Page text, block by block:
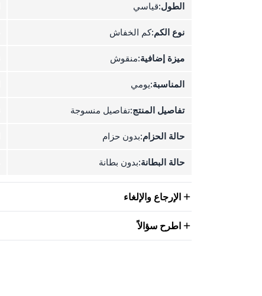
الطول:قياسي
نوع الكم:كم الخفاش
ميزة إضافية:منقوش
المناسبة:يومي
تفاصيل المنتج:تفاصيل منسوجة
حالة الحزام:بدون حزام
حالة البطانة:بدون بطانة
الإرجاع والإلغاء
اطرح سؤالاً